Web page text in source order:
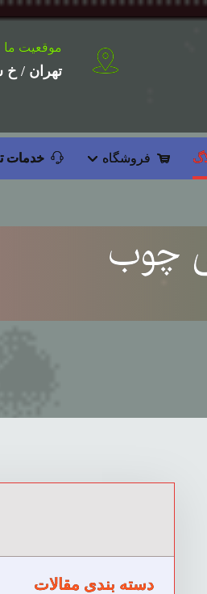
موقعیت ما
تهران / خ
فروشگاه خدمات
چوب
دسته بندی مقالات